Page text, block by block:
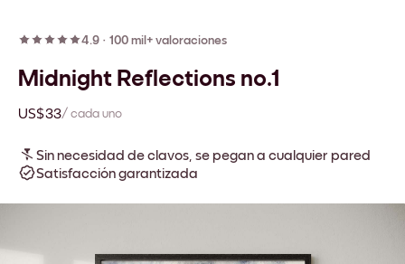
4.9 · 100 mil+ valoraciones
Midnight Reflections no.1
US$33/ cada uno
Sin necesidad de clavos, se pegan a cualquier pared
Satisfacción garantizada